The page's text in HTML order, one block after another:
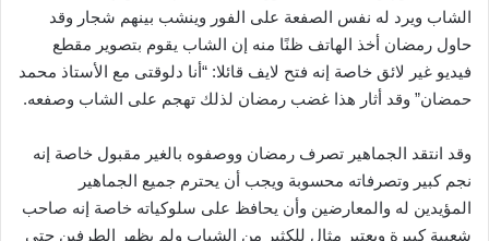
الشاب ويرد له نفس الصفعة على الفور وينشب بينهم شجار وقد
حاول رمضان أخذ الهاتف ظنًا منه إن الشاب يقوم بتصوير مقطع
فيديو غير لائق خاصة إنه فتح لايف قائلا: “أنا دلوقتى مع الأستاذ محمد
حمضان” وقد أثار هذا غضب رمضان لذلك تهجم على الشاب وصفعه.
وقد انتقد الجماهير تصرف رمضان ووصفوه بالغير مقبول خاصة إنه
نجم كبير وتصرفاته محسوبة ويجب أن يحترم جميع الجماهير
المؤيدين له والمعارضين وأن يحافظ على سلوكياته خاصة إنه صاحب
شعبية كبيرة ويعتبر مثال للكثير من الشباب ولم يظهر الطرفين حتى